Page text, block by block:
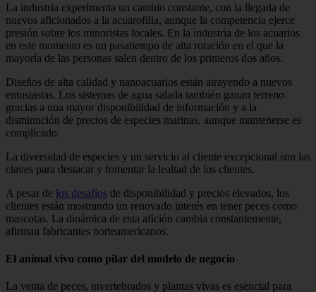
La industria experimenta un cambio constante, con la llegada de
nuevos aficionados a la acuarofilia, aunque la competencia ejerce
presión sobre los minoristas locales. En la industria de los acuarios
en este momento es un pasatiempo de alta rotación en el que la
mayoría de las personas salen dentro de los primeros dos años.
Diseños de alta calidad y nanoacuarios están atrayendo a nuevos
entusiastas. Los sistemas de agua salada también ganan terreno
gracias a una mayor disponibilidad de información y a la
disminución de precios de especies marinas, aunque mantenerse es
complicado.
La diversidad de especies y un servicio al cliente excepcional son las
claves para destacar y fomentar la lealtad de los clientes.
A pesar de los desafíos de disponibilidad y precios elevados, los
clientes están mostrando un renovado interés en tener peces como
mascotas. La dinámica de esta afición cambia constantemente,
afirman fabricantes norteamericanos.
El animal vivo como pilar del modelo de negocio
La venta de peces, invertebrados y plantas vivas es esencial para